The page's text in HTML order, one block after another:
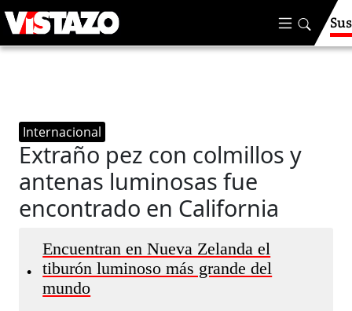
Internacional
Extraño pez con colmillos y
antenas luminosas fue
encontrado en California
•
Encuentran en Nueva Zelanda el
tiburón luminoso más grande del
mundo